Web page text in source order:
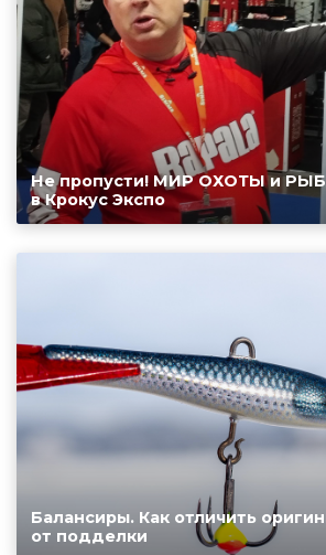
Не пропусти! МИР ОХОТЫ и
в Крокус Экспо
Балансиры. Как отличить
от подделки